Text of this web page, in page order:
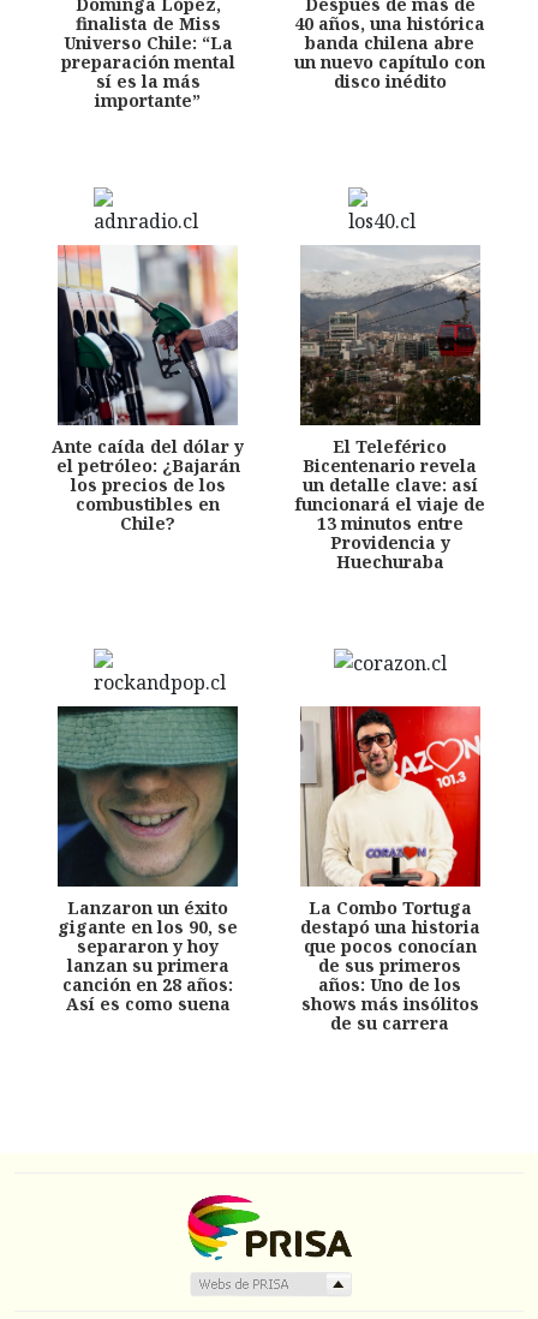
Dominga López,
finalista de Miss
Universo Chile: “La
preparación mental
sí es la más
importante”
Después de más de
40 años, una histórica
banda chilena abre
un nuevo capítulo con
disco inédito
Ante caída del dólar y
el petróleo: ¿Bajarán
los precios de los
combustibles en
Chile?
El Teleférico
Bicentenario revela
un detalle clave: así
funcionará el viaje de
13 minutos entre
Providencia y
Huechuraba
Lanzaron un éxito
gigante en los 90, se
separaron y hoy
lanzan su primera
canción en 28 años:
Así es como suena
La Combo Tortuga
destapó una historia
que pocos conocían
de sus primeros
años: Uno de los
shows más insólitos
de su carrera